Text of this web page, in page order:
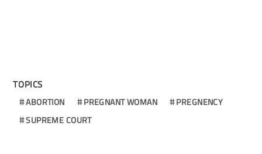
TOPICS
ABORTION PREGNANT WOMAN
PREGNENCY
SUPREME COURT